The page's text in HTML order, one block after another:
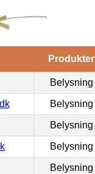
Produkter
Belysning
Belysning
Belysning
Belysning
Belysning